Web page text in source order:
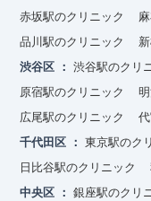
赤坂駅のクリニック
品川駅のクリニック
渋谷区
渋谷駅のクリ
原宿駅のクリニック
広尾駅のクリニック
千代田区
東京駅のク
日比谷駅のクリニック
中央区
銀座駅のクリ